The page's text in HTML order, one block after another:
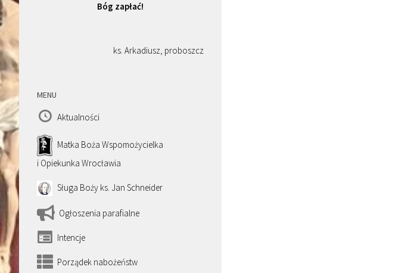
Bóg zapłać!
ks. Arkadiusz, proboszcz
MENU
Aktualności
Matka Boża Wspomożycielka
i Opiekunka Wrocławia
Sługa Boży ks. Jan Schneider
Ogłoszenia parafialne
Intencje
Porządek nabożeństw